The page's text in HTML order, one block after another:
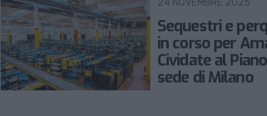
Sequestri e
in corso per
Cividate al
sede di Milano
24 NOVEMBRE 2025